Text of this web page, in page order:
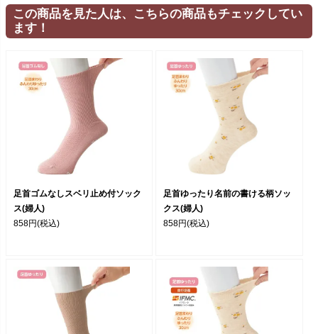
この商品を見た人は、こちらの商品もチェックしてい
ます！
足首ゴムなしスベリ止め付ソック
ス(婦人)
858円(税込)
足首ゆったり名前の書ける柄ソッ
クス(婦人)
858円(税込)